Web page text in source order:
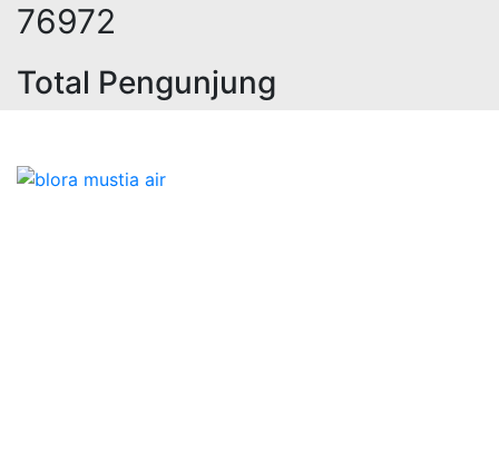
94973
Total Pengunjung